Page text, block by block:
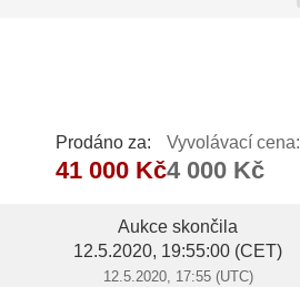
Prodáno za:
41 000 Kč
Vyvolávací cena:
4 000 Kč
Aukce skončila
12.5.2020, 19:55:00 (CET)
12.5.2020, 17:55 (UTC)